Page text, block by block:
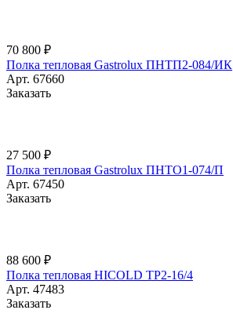
70 800 ₽
Полка тепловая Gastrolux ПНТП2-084/ИК
Арт. 67660
Заказать
27 500 ₽
Полка тепловая Gastrolux ПНТО1-074/П
Арт. 67450
Заказать
88 600 ₽
Полка тепловая HICOLD TP2-16/4
Арт. 47483
Заказать